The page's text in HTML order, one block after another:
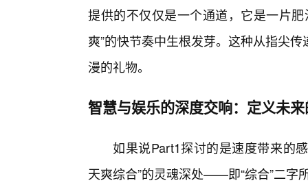
提供的不仅仅是一个通道，它是一片
爽”的快节奏中生根发芽。这种从指尖
漫的礼物。
智慧与娱乐的深度交响：定义未
如果说Part1探讨的是速度带来的
天爽综合”的灵魂深处——即“综合”二字